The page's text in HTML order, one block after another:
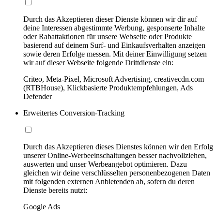
Durch das Akzeptieren dieser Dienste können wir dir auf
deine Interessen abgestimmte Werbung, gesponserte Inhalte
oder Rabattaktionen für unsere Webseite oder Produkte
basierend auf deinem Surf- und Einkaufsverhalten anzeigen
sowie deren Erfolge messen. Mit deiner Einwilligung setzen
wir auf dieser Webseite folgende Drittdienste ein:
Criteo, Meta-Pixel, Microsoft Advertising, creativecdn.com
(RTBHouse), Klickbasierte Produktempfehlungen, Ads
Defender
Erweitertes Conversion-Tracking
Durch das Akzeptieren dieses Dienstes können wir den Erfolg
unserer Online-Werbeeinschaltungen besser nachvollziehen,
auswerten und unser Werbeangebot optimieren. Dazu
gleichen wir deine verschlüsselten personenbezogenen Daten
mit folgenden externen Anbietenden ab, sofern du deren
Dienste bereits nutzt:
Google Ads